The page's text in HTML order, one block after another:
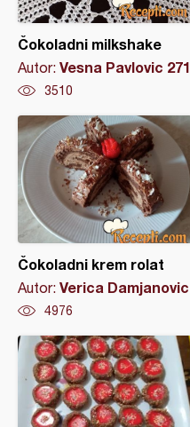
Čokoladni milkshake
Autor: Vesna Pavlovic 271
3510
Čokoladni krem rolat
Autor: Verica Damjanovic
4976